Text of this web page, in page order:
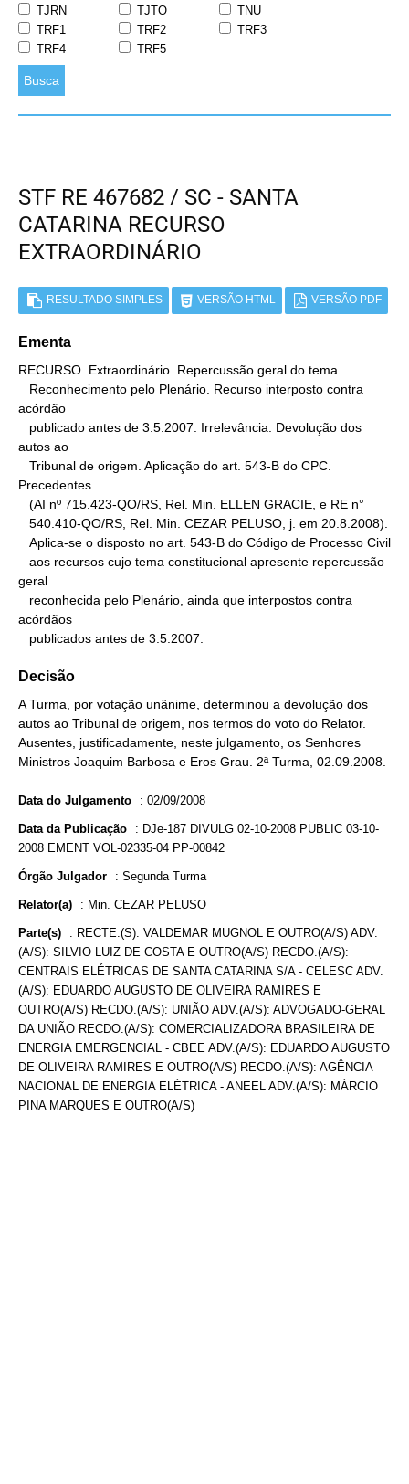
TJRN
TJTO
TNU
TRF1
TRF2
TRF3
TRF4
TRF5
Busca
STF RE 467682 / SC - SANTA
CATARINA RECURSO
EXTRAORDINÁRIO
RESULTADO SIMPLES VERSÃO HTML VERSÃO PDF
Ementa
RECURSO. Extraordinário. Repercussão geral do tema.
acórdão
autos ao
Precedentes
geral
acórdãos
   publicados antes de 3.5.2007.
Decisão
A Turma, por votação unânime, determinou a devolução dos
autos ao Tribunal de origem, nos termos do voto do Relator.
Ausentes, justificadamente, neste julgamento, os Senhores
Ministros Joaquim Barbosa e Eros Grau. 2ª Turma, 02.09.2008.
Data do Julgamento : 02/09/2008
Data da Publicação : DJe-187 DIVULG 02-10-2008 PUBLIC 03-10-
2008 EMENT VOL-02335-04 PP-00842
Órgão Julgador : Segunda Turma
Relator(a) : Min. CEZAR PELUSO
Parte(s) : RECTE.(S): VALDEMAR MUGNOL E OUTRO(A/S) ADV.
(A/S): SILVIO LUIZ DE COSTA E OUTRO(A/S) RECDO.(A/S):
CENTRAIS ELÉTRICAS DE SANTA CATARINA S/A - CELESC ADV.
(A/S): EDUARDO AUGUSTO DE OLIVEIRA RAMIRES E
OUTRO(A/S) RECDO.(A/S): UNIÃO ADV.(A/S): ADVOGADO-GERAL
DA UNIÃO RECDO.(A/S): COMERCIALIZADORA BRASILEIRA DE
ENERGIA EMERGENCIAL - CBEE ADV.(A/S): EDUARDO AUGUSTO
DE OLIVEIRA RAMIRES E OUTRO(A/S) RECDO.(A/S): AGÊNCIA
NACIONAL DE ENERGIA ELÉTRICA - ANEEL ADV.(A/S): MÁRCIO
PINA MARQUES E OUTRO(A/S)